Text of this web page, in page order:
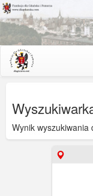
Wynik wyszukiwania